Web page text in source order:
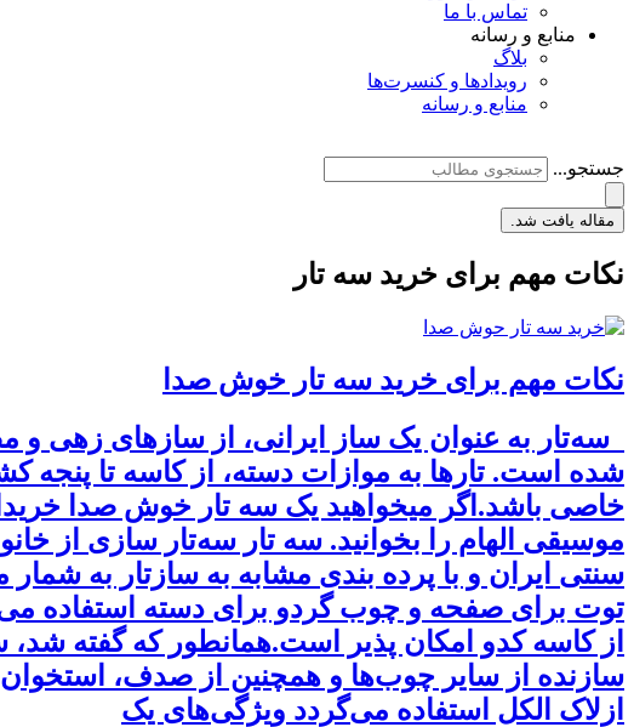
تماس با ما
منابع و رسانه
بلاگ
رویدادها و کنسرت‌ها
منابع و رسانه
جستجو...
مقاله یافت شد.
نکات مهم برای خرید سه تار
نکات مهم برای خرید سه تار خوش صدا
شده است. تارها به موازات دسته، از کاسه تا پنجه
خاصی باشد.اگر میخواهید یک سه تار خوش صدا
موسیقی الهام را بخوانید. سه تار سه‌تار سازی از
سنتی ایران و با پرده بندی مشابه به سازتار به
توت برای صفحه و چوب گردو برای دسته استفاده
از کاسه کدو امکان پذیر است.همانطور که گفته
سازنده از سایر چوب‌ها و همچنین از صدف،
ازلاک الکل استفاده می‌گردد ویژگی‌های یک